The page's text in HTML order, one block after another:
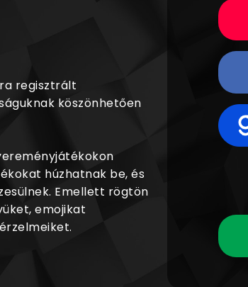
regisztrált
köszönhetően
húzhatnak be, és
Emellett rögtön
emojikat